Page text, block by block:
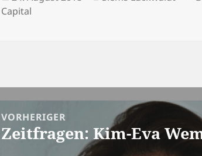
am
Capital
VORHERIGER
Vorheriger
Zeitfragen: Kim-Eva